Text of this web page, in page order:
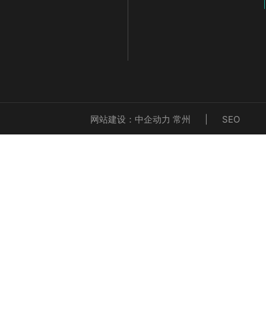
网站建设： 中企动力 常州 SEO